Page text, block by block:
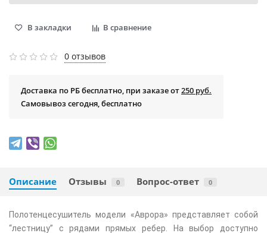
В закладки В сравнение
0 отзывов
Доставка по РБ бесплатно, при заказе от250 руб.
Самовывоз сегодня, бесплатно
Описание Отзывы 0 Вопрос-ответ 0
Полотенцесушитель модели «Аврора» представляет собой
“лестницу” с рядами прямых ребер. На выбор доступно